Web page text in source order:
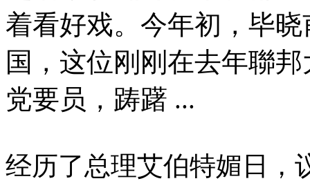
着看好戏。今年初，毕
国，这位刚刚在去年聯
党要员，踌躇 ...
经历了总理艾伯特媚日，